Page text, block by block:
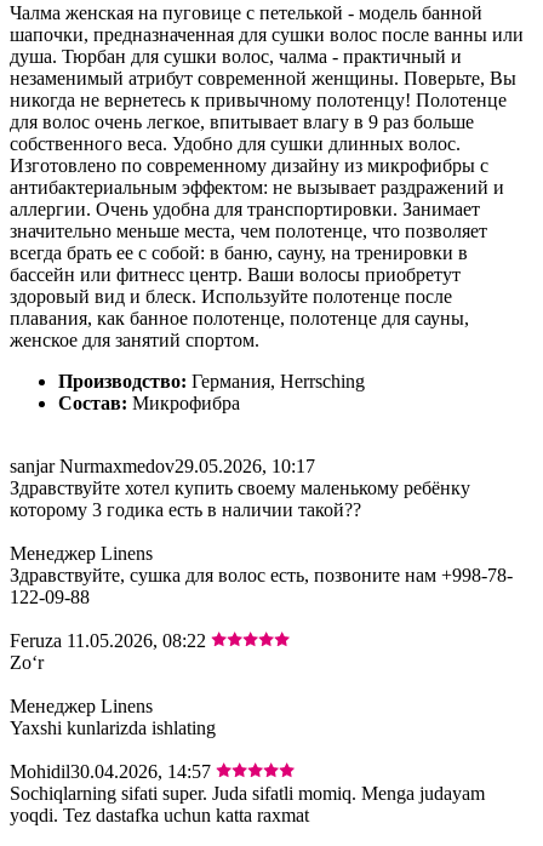
Чалма женская на пуговице с петелькой - модель банной
шапочки, предназначенная для сушки волос после ванны или
душа. Тюрбан для сушки волос, чалма - практичный и
незаменимый атрибут современной женщины. Поверьте, Вы
никогда не вернетесь к привычному полотенцу! Полотенце
для волос очень легкое, впитывает влагу в 9 раз больше
собственного веса. Удобно для сушки длинных волос.
Изготовлено по современному дизайну из микрофибры с
антибактериальным эффектом: не вызывает раздражений и
аллергии. Очень удобна для транспортировки. Занимает
значительно меньше места, чем полотенце, что позволяет
всегда брать ее с собой: в баню, сауну, на тренировки в
бассейн или фитнесс центр. Ваши волосы приобретут
здоровый вид и блеск. Используйте полотенце после
плавания, как банное полотенце, полотенце для сауны,
женское для занятий спортом.
Производство: Германия, Herrsching
Состав: Микрофибра
sanjar Nurmaxmedov29.05.2026, 10:17
Здравствуйте хотел купить своему маленькому ребёнку
которому 3 годика есть в наличии такой??
Менеджер Linens
Здравствуйте, сушка для волос есть, позвоните нам +998-78-
122-09-88
Feruza 11.05.2026, 08:22
Zoʻr
Менеджер Linens
Yaxshi kunlarizda ishlating
Mohidil30.04.2026, 14:57
Sochiqlarning sifati super. Juda sifatli momiq. Menga judayam
yoqdi. Tez dastafka uchun katta raxmat